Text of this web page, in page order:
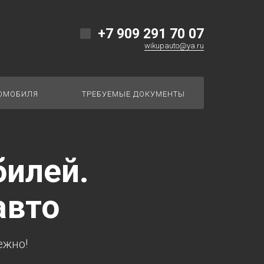
+7 909 291 70 07
wikupauto@ya.ru
ТРЕБУЕМЫЕ ДОКУМЕНТЫ